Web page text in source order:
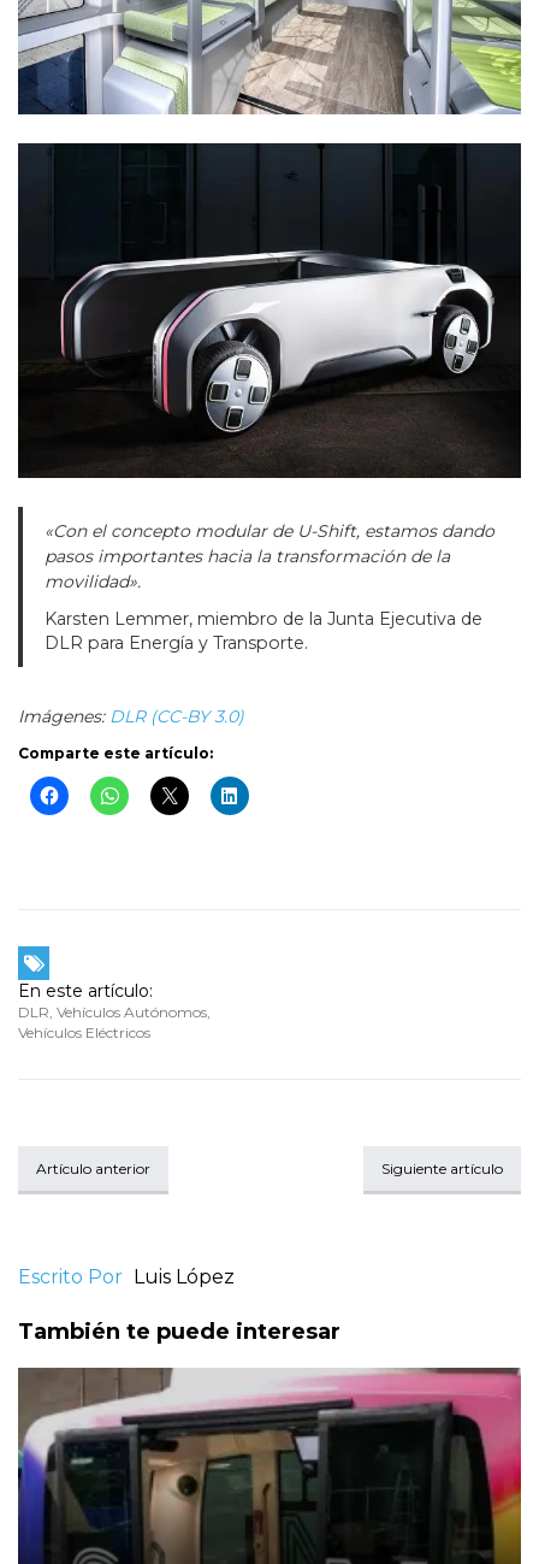
«Con el concepto modular de U-Shift, estamos dando
pasos importantes hacia la transformación de la
movilidad».
Karsten Lemmer, miembro de la Junta Ejecutiva de
DLR para Energía y Transporte.
Imágenes: DLR (CC-BY 3.0)
Comparte este artículo:
En este artículo:
DLR Vehículos Autónomos
Vehículos Eléctricos
Artículo anterior Siguiente artículo
Escrito Por Luis López
También te puede interesar